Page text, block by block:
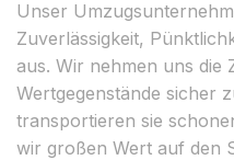
Unser
Zuverlässigkeit,
aus. Wir nehmen uns die
Wertgegenstände sicher
transportieren sie
wir großen Wert auf den